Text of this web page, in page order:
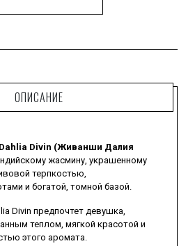
ОПИСАНИЕ
Divin (Живанши Далия
жасмину, украшенному
терпкостью,
и богатой, томной базой.
Divin предпочтет девушка,
теплом, мягкой красотой и
этого аромата.